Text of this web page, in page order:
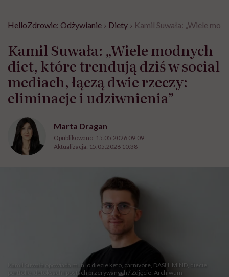
HelloZdrowie: Odżywianie › Diety › Kamil Suwała: „Wiele
Kamil Suwała: „Wiele modnych
diet, które trendują dziś w social
mediach, łączą dwie rzeczy:
eliminacje i udziwnienia”
Marta Dragan
Opublikowano: 15.05.2026 09:09
Aktualizacja: 15.05.2026 10:38
Kamil Suwała opowiada m.in. o diecie keto, carnivore, DASH, MIND, diecie
portfolio, detoksach i postach przerywanych / Zdjęcie: Archiwum